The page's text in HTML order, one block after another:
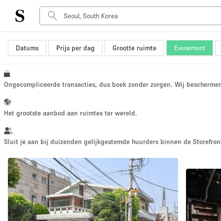
Datums Prijs per dag Grootte ruimte Evenement
Type ruimte Advertentieruimte
Boot
Kantoorruimte
Kraampje / Marktkraam
Markt / Festival
Ongecompliceerde transacties, dus boek zonder zorgen. Wij
Het grootste aanbod aan ruimtes ter wereld.
Sluit je aan bij duizenden gelijkgestemde huurders binnen de